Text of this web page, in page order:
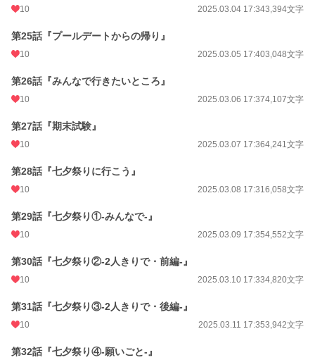
10 2025.03.04 17:343,394文字
第25話『プールデートからの帰り』
10 2025.03.05 17:403,048文字
第26話『みんなで行きたいところ』
10 2025.03.06 17:374,107文字
第27話『期末試験』
10 2025.03.07 17:364,241文字
第28話『七夕祭りに行こう』
10 2025.03.08 17:316,058文字
第29話『七夕祭り①-みんなで-』
10 2025.03.09 17:354,552文字
第30話『七夕祭り②-2人きりで・前編-』
10 2025.03.10 17:334,820文字
第31話『七夕祭り③-2人きりで・後編-』
10 2025.03.11 17:353,942文字
第32話『七夕祭り④-願いごと-』